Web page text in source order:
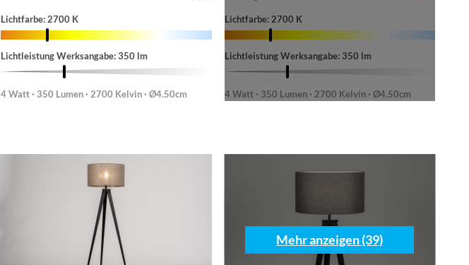
Lichtfarbe: 2700 K
Lichtleistung Werksangabe: 350 lm
4 Watt · 350 Lumen · 2700 Kelvin · Ø4.50cm
Lichtfarbe: 2700 K
Lichtleistung Werksangabe: 350 lm
4 Watt · 350 Lumen · 2700 Kelvin · Ø4.50cm
Mehr anzeigen (39)